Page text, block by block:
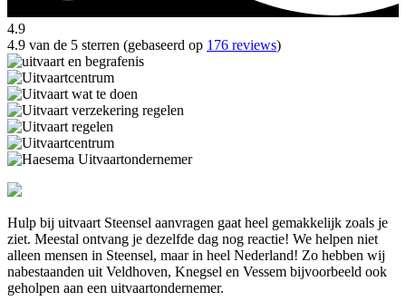
4.9
4.9 van de 5 sterren (gebaseerd op 176 reviews)
Hulp bij uitvaart Steensel aanvragen gaat heel gemakkelijk zoals je
ziet. Meestal ontvang je dezelfde dag nog reactie! We helpen niet
alleen mensen in Steensel, maar in heel Nederland! Zo hebben wij
nabestaanden uit Veldhoven, Knegsel en Vessem bijvoorbeeld ook
geholpen aan een uitvaartondernemer.